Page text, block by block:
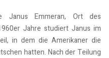
Janus Emmeran, Ort des
Jahre studiert Janus im
in dem die Amerikaner die
hatten. Nach der Teilung